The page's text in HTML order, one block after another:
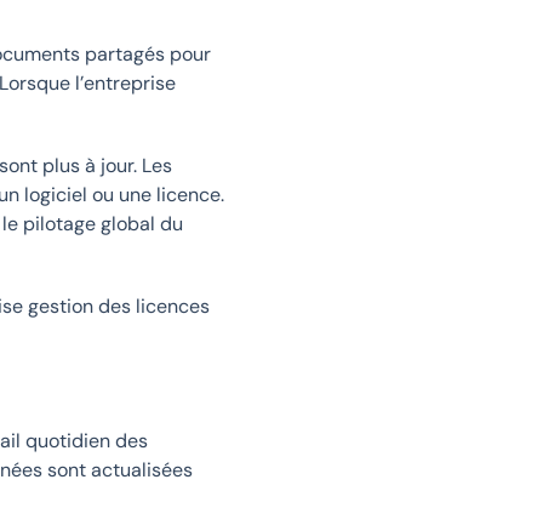
partagés pour
l’entreprise
plus à jour. Les
logiciel ou une licence.
pilotage global du
gestion des licences
quotidien des
sont actualisées